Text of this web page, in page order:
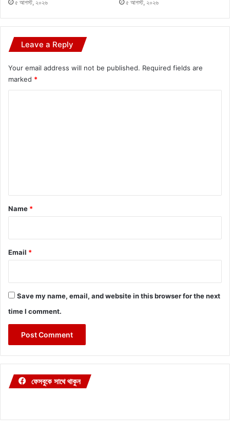
৫ আগস্ট, ২০২৬ ৫ আগস্ট, ২০২৬
Leave a Reply
Your email address will not be published. Required fields are
marked *
*
Name *
Email *
Save my name, email, and website in this browser for the next
time I comment.
ফেসবুকে সাথে থাকুন